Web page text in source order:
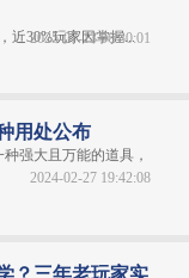
近30%玩家因掌握...
2025-07-13 06:30:01
用处公布
强大且万能的道具，
2024-02-27 19:42:08
？三年老玩家实